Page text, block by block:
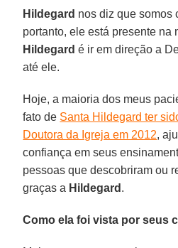
Hildegard nos diz que somos
portanto, ele está presente na
Hildegard é ir em direção a
até ele.
Hoje, a maioria dos meus
fato de Santa Hildegard ter
Doutora da Igreja em 2012,
confiança em seus
pessoas que descobriram ou
graças a Hildegard .
Como ela foi vista por seus